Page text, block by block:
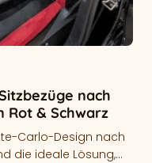
nach
Rot & Schwarz
Carlo-Design nach
die ideale Lösung,